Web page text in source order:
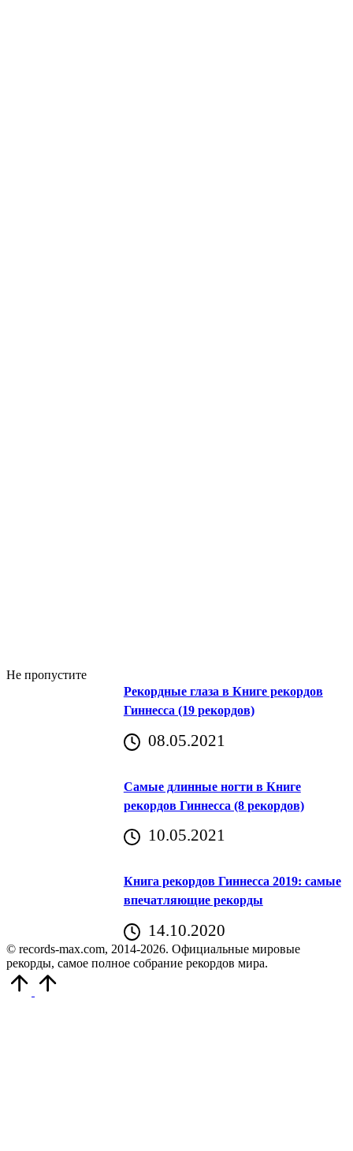
Не пропустите
Рекордные глаза в Книге рекордов
Гиннесса (19 рекордов)
08.05.2021
Самые длинные ногти в Книге
рекордов Гиннесса (8 рекордов)
10.05.2021
Книга рекордов Гиннесса 2019: самые
впечатляющие рекорды
14.10.2020
© records-max.com, 2014-2026. Официальные мировые
рекорды, самое полное собрание рекордов мира.